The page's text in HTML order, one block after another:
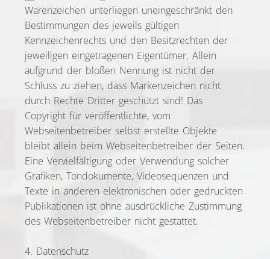
Warenzeichen unterliegen uneingeschränkt den
Bestimmungen des jeweils gültigen
Kennzeichenrechts und den Besitzrechten der
jeweiligen eingetragenen Eigentümer. Allein
aufgrund der bloßen Nennung ist nicht der
Schluss zu ziehen, dass Markenzeichen nicht
durch Rechte Dritter geschützt sind! Das
Copyright für veröffentlichte, vom
Webseitenbetreiber selbst erstellte Objekte
bleibt allein beim Webseitenbetreiber der Seiten.
Eine Vervielfältigung oder Verwendung solcher
Grafiken, Tondokumente, Videosequenzen und
Texte in anderen elektronischen oder gedruckten
Publikationen ist ohne ausdrückliche Zustimmung
des Webseitenbetreiber nicht gestattet.
4. Datenschutz